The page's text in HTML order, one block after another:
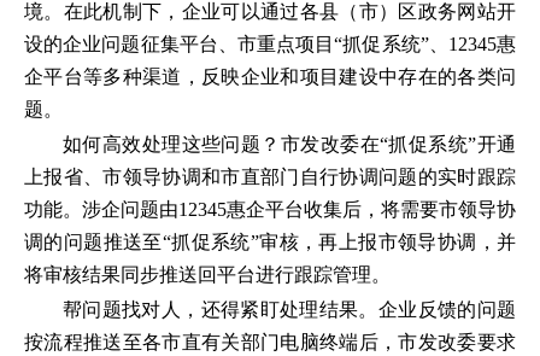
境。在此机制下，企业可以通过各县（市）区政务网站开
设的企业问题征集平台、市重点项目“抓促系统”、12345惠
企平台等多种渠道，反映企业和项目建设中存在的各类问
题。
如何高效处理这些问题？市发改委在“抓促系统”开通
上报省、市领导协调和市直部门自行协调问题的实时跟踪
功能。涉企问题由12345惠企平台收集后，将需要市领导协
调的问题推送至“抓促系统”审核，再上报市领导协调，并
将审核结果同步推送回平台进行跟踪管理。
帮问题找对人，还得紧盯处理结果。企业反馈的问题
按流程推送至各市直有关部门电脑终端后，市发改委要求